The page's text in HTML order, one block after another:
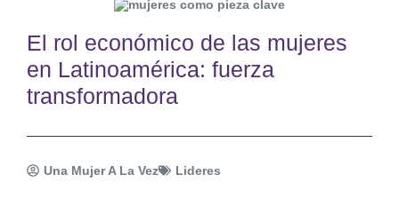
El rol económico de las mujeres
en Latinoamérica: fuerza
transformadora
Una Mujer A La Vez Lideres